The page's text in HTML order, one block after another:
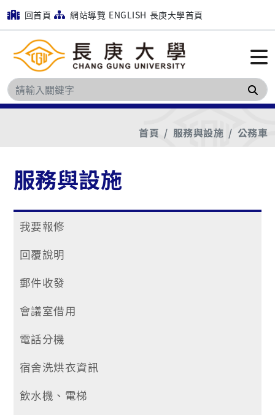
回首頁 網站導覽 ENGLISH 長庚大學首頁
搜
首頁 服務與設施 公務車
服務與設施
我要報修
回覆說明
郵件收發
會議室借用
電話分機
宿舍洗烘衣資訊
飲水機、電梯